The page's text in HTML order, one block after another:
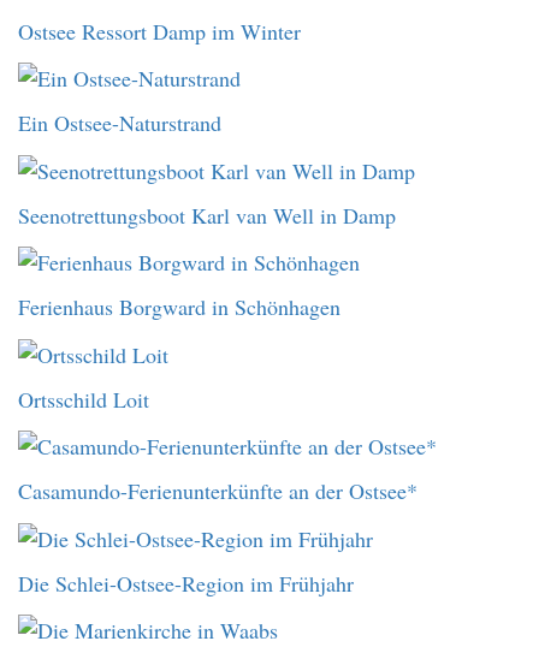
Ostsee Ressort Damp im Winter
Ein Ostsee-Naturstrand
Seenotrettungsboot Karl van Well in Damp
Ferienhaus Borgward in Schönhagen
Ortsschild Loit
Casamundo-Ferienunterkünfte an der Ostsee*
Die Schlei-Ostsee-Region im Frühjahr